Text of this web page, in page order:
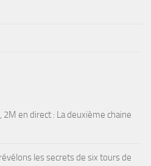
2M en direct : La deuxième chaine
les secrets de six tours de